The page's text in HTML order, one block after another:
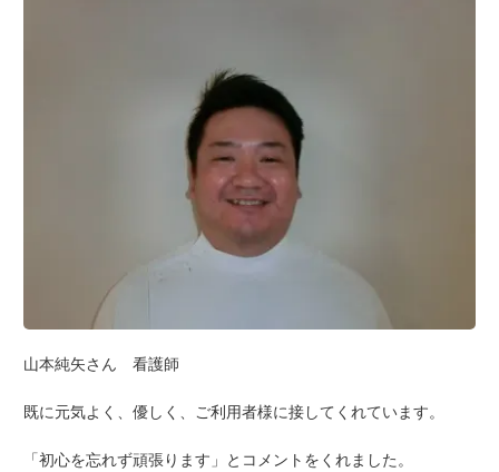
山本純矢さん 看護師
既に元気よく、優しく、ご利用者様に接してくれています。
「初心を忘れず頑張ります」とコメントをくれました。